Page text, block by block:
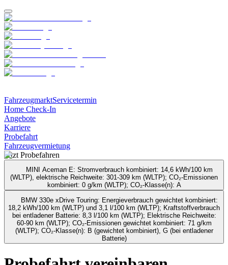
FahrzeugmarktServicetermin
Home Check-In
Angebote
Karriere
Probefahrt
Fahrzeugvermietung
Jetzt Probe­fahren
MINI Aceman E: Stromverbrauch kombiniert: 14,6 kWh/100 km
(WLTP), elektrische Reichweite: 301-309 km (WLTP); CO₂-Emissionen
kombiniert: 0 g/km (WLTP); CO₂-Klasse(n): A
BMW 330e xDrive Touring: Energieverbrauch gewichtet kombiniert:
18,2 kWh/100 km (WLTP) und 3,1 l/100 km (WLTP); Kraftstoffverbrauch
bei entladener Batterie: 8,3 l/100 km (WLTP); Elektrische Reichweite:
60-90 km (WLTP); CO₂-Emissionen gewichtet kombiniert: 71 g/km
(WLTP); CO₂-Klasse(n): B (gewichtet kombiniert), G (bei entladener
Batterie)